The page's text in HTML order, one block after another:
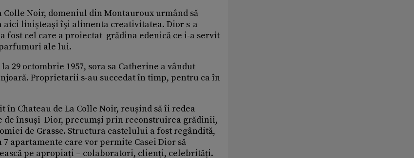
Colle Noir, domeniul din Montauroux urmând să
aici linișteași își alimenta creativitatea. Dior s-a
cel care a proiectat grădina edenică ce i-a servit
ale lui.
29 octombrie 1957, sora sa Catherine a vândut
Proprietarii s-au succedat în timp, pentru ca în
Chateau de La Colle Noir, reușind să îi redea
însuși Dior, precumși prin reconstruirea grădinii,
de Grasse. Structura castelului a fost regândită,
apartamente care vor permite Casei Dior să
pe apropiați – colaboratori, clienți, celebrități.